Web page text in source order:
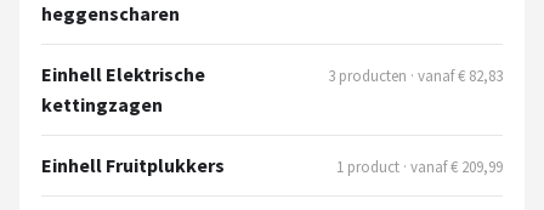
heggenscharen
Einhell Elektrische
kettingzagen
3 producten · vanaf € 82,83
Einhell Fruitplukkers 1 product · vanaf € 209,99